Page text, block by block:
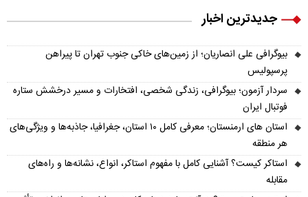
جدیدترین اخبار
بیوگرافی علی انصاریان؛ از زمین‌های خاکی جنوب تهران تا پیراهن
پرسپولیس
سردار آزمون؛ بیوگرافی، زندگی شخصی، افتخارات و مسیر درخشش ستاره
فوتبال ایران
استان های ارمنستان؛ معرفی کامل ۱۰ استان، جغرافیا، جاذبه‌ها و ویژگی‌های
هر منطقه
استاکر کیست؟ آشنایی کامل با مفهوم استاکر، انواع، نشانه‌ها و راه‌های
مقابله